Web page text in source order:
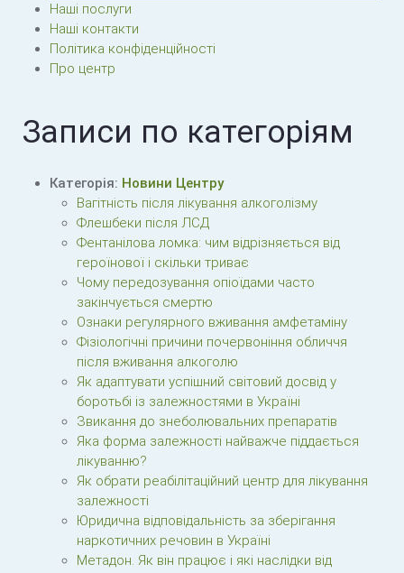
Наші послуги
Наші контакти
Політика конфіденційності
Про центр
Записи по категоріям
Категорія: Новини Центру
Вагітність після лікування алкоголізму
Флешбеки після ЛСД
Фентанілова ломка: чим відрізняється від
героїнової і скільки триває
Чому передозування опіоїдами часто
закінчується смертю
Ознаки регулярного вживання амфетаміну
Фізіологічні причини почервоніння обличчя
після вживання алкоголю
Як адаптувати успішний світовий досвід у
боротьбі із залежностями в Україні
Звикання до знеболювальних препаратів
Яка форма залежності найважче піддається
лікуванню?
Як обрати реабілітаційний центр для лікування
залежності
Юридична відповідальність за зберігання
наркотичних речовин в Україні
Метадон. Як він працює і які наслідки від